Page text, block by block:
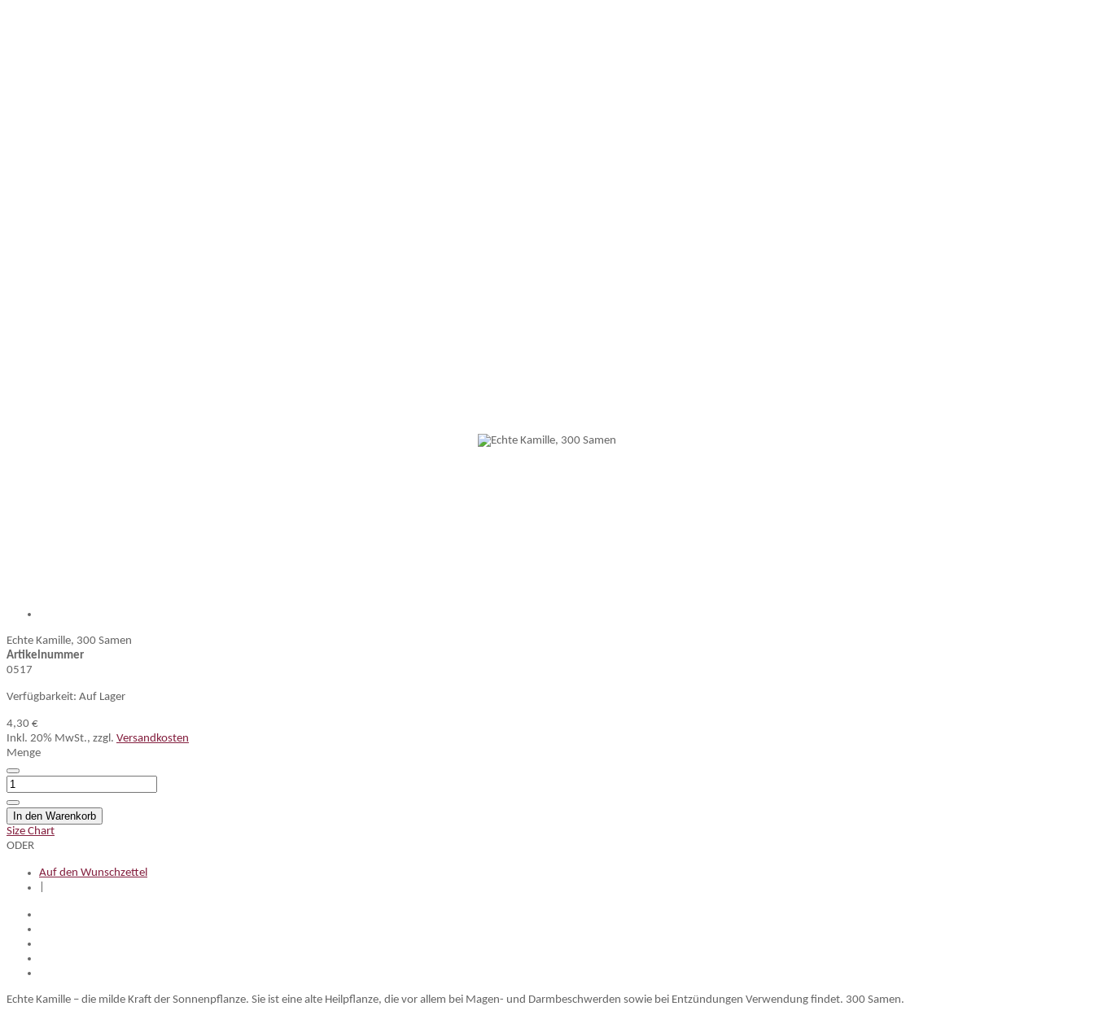
Echte Kamille, 300 Samen
Artikelnummer
0517
Verfügbarkeit: Auf Lager
4,30 €
Inkl. 20% MwSt., zzgl. Versandkosten
Menge
In den Warenkorb
Size Chart
ODER
Auf den Wunschzettel
Echte Kamille – die milde Kraft der Sonnenpflanze. Sie ist eine alte Heilpflanze, die vor allem bei Magen- und Darmbeschwerden sowie bei Entzündungen Verwendung findet. 300 Samen.